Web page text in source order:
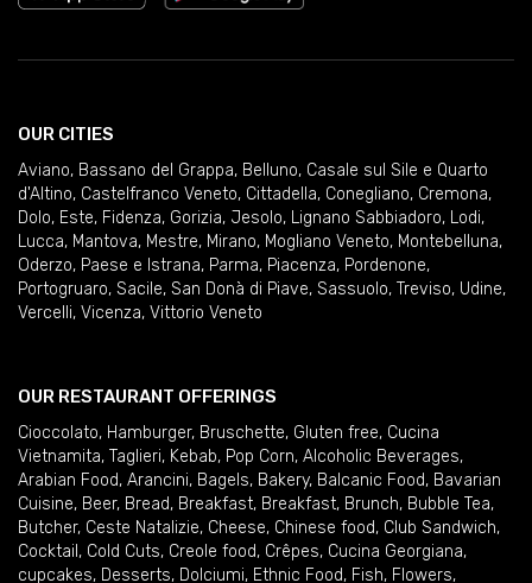
OUR CITIES
Aviano, Bassano del Grappa, Belluno, Casale sul Sile e Quarto
d'Altino, Castelfranco Veneto, Cittadella, Conegliano, Cremona,
Dolo, Este, Fidenza, Gorizia, Jesolo, Lignano Sabbiadoro, Lodi,
Lucca, Mantova, Mestre, Mirano, Mogliano Veneto, Montebelluna,
Oderzo, Paese e Istrana, Parma, Piacenza, Pordenone,
Portogruaro, Sacile, San Donà di Piave, Sassuolo, Treviso, Udine,
Vercelli, Vicenza, Vittorio Veneto
OUR RESTAURANT OFFERINGS
Cioccolato, Hamburger, Bruschette, Gluten free, Cucina
Vietnamita, Taglieri, Kebab, Pop Corn, Alcoholic Beverages,
Arabian Food, Arancini, Bagels, Bakery, Balcanic Food, Bavarian
Cuisine, Beer, Bread, Breakfast, Breakfast, Brunch, Bubble Tea,
Butcher, Ceste Natalizie, Cheese, Chinese food, Club Sandwich,
Cocktail , Cold Cuts, Creole food, Crêpes, Cucina Georgiana,
cupcakes, Desserts, Dolciumi, Ethnic Food, Fish, Flowers,